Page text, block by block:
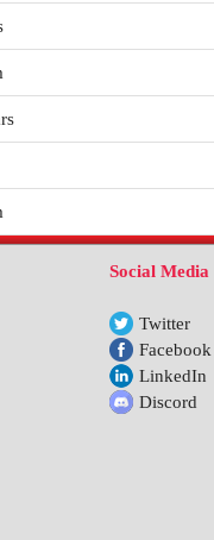
Social Media
Twitter
Facebook
LinkedIn
Discord